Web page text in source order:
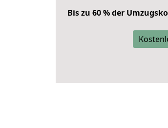
Bis zu 60 % der